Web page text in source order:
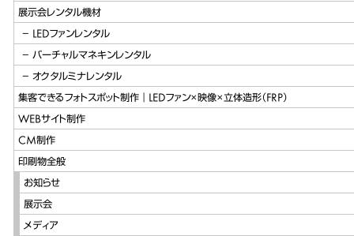
展示会レンタル機材
LEDファンレンタル
バーチャルマネキンレンタル
オクタルミナレンタル
集客できるフォトスポット制作｜LEDファン×映像×立体造形（FRP）
WEBサイト制作
CM制作
印刷物全般
お知らせ
展示会
メディア